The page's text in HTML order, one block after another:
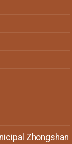
Zhongshan